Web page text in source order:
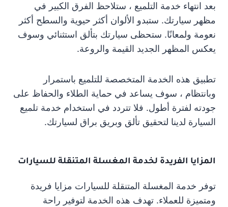
بعد انتهاء خدمة التلميع ، ستلاحظ الفرق الكبير في
مظهر سيارتك. ستبدو الألوان أكثر حيوية والسطح أكثر
نعومة ولمعانًا. ستحظى سيارتك بتألق استثنائي وسوف
يعكس المظهر الجديد القيمة والروعة.
تطبيق هذه الخدمة المتخصصة للتلميع باستمرار
وبانتظام ، سوف يساعد في حماية الطلاء والحفاظ على
جودته لفترة أطول. فلا تتردد في استخدام خدمة تلميع
السيارة لدينا لتحقيق تألق وبريق براق لسيارتك.
المزايا الفريدة لخدمة المغسلة المتنقلة للسيارات
توفر خدمة المغسلة المتنقلة للسيارات مزايا فريدة
ومتميزة للعملاء. تهدف هذه الخدمة لتوفير راحة